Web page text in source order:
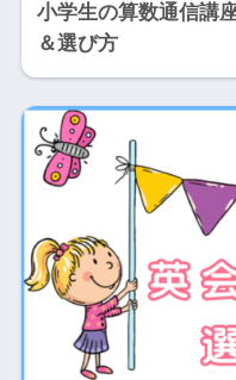
小学生の算数通信講
＆選び方